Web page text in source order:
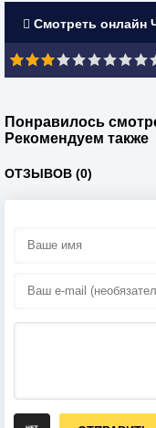
Смотреть онлайн
Понравилось
Рекомендуем также
ОТЗЫВОВ (0)